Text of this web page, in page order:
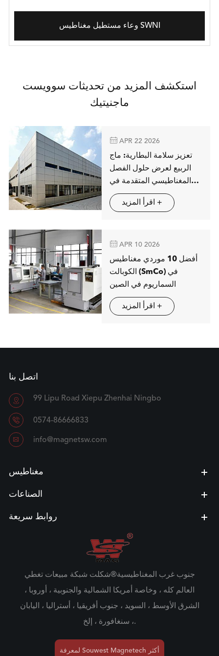
وعاء مستطيل مغناطيس SWNI
استكشف المزيد من تحديثات سوويست
ماجنيتيك
 APR 22 2026
تعزيز سلامة البطارية: ماج
الربيع لعرض حلول الفصل
المغناطيسي المتقدمة في
شتوتغارت
اقرأ المزيد +
 APR 10 2026
أفضل 10 موردي مغناطيس
الكوبالت (SmCo) في
السماريوم في الصين
اقرأ المزيد +
اتصل بنا
 99 Lipu Road Xiepu Zhenhai Ningbo
 0574-86666833
 info@magnetsw.com
مغناطيس
الصناعات
روابط سريعة
جنوب غرب المغناطيسية®شكلت شبكة مبيعات تغطي
العالم كله ، وخاصة أمريكا الشمالية والجنوبية ، أوروبا ،
الشرق الأوسط ، السويد ، جنوب أفريقيا ، أستراليا ، اليابان
، سنغافورة ، إلخ.
لمعرفة Souwest Magnetech أكثر